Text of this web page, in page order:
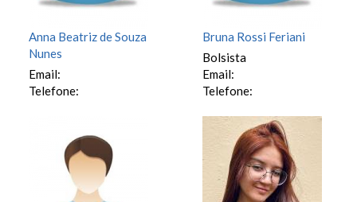
Anna Beatriz de Souza
Nunes
Email:
Telefone:
Bruna Rossi Feriani
Bolsista
Email:
Telefone: